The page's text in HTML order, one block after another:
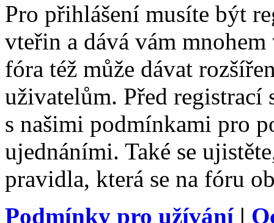
Pro přihlášení musíte být
vteřin a dává vám
fóra též může dávat
uživatelům. Před registrací
s našimi podmínkami pro
ujednáními. Také se
pravidla, která se na fóru
Podmínky pro užívání|